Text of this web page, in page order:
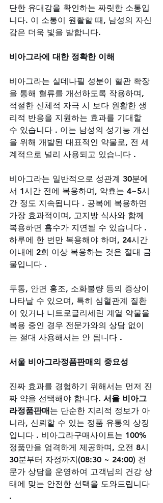
단한 유대감을 확인하는 짜릿한 소통입
니다. 이 소통이 원활할 때, 남성의 자신
감은 더욱 빛을 발합니다.
비아그라에 대한 정확한 이해
비아그라는 실데나필 성분이 혈관 확장
을 통해 혈류를 개선하도록 작용하며,
적절한 신체적 자극 시 보다 원활한 생
리적 반응을 지원하는 효과를 기대할
수 있습니다 . 이는 남성의 성기능 개선
을 위해 개발된 대표적인 약물로, 전 세
계적으로 널리 사용되고 있습니다 .
비아그라는 일반적으로 성관계 30분에
서 1시간 전에 복용하며, 약효는 4~5시
간 정도 지속됩니다 . 공복에 복용하면
가장 효과적이며, 고지방 식사와 함께
복용하면 흡수가 지연될 수 있습니다 .
하루에 한 번만 복용해야 하며, 24시간
이내에 2회 이상 복용하는 것은 절대 금
물입니다 .
두통, 안면 홍조, 소화불량 등의 증상이
나타날 수 있으며, 특히 심혈관계 질환
이 있거나 니트로글리세린 계열 약물을
복용 중인 경우 전문가와의 상담 없이
는 절대 사용해서는 안 됩니다 .
서울 비아그라정품판매의 중요성
진짜 효과를 경험하기 위해서는 먼저 진
짜 약을 선택해야 합니다. 서울 비아그
라정품판매는 단순한 지리적 정보가 아
니라, 신뢰할 수 있는 정품 유통의 상징
입니다 . 비아그라구매사이트는 100%
정품만을 엄격하게 제공하며, 오전 8시
30분부터 자정까지(08:30 ~ 24:00) 전
문가 상담을 운영하여 고객님의 건강 상
태에 맞는 안전한 선택을 도와드립니다
.